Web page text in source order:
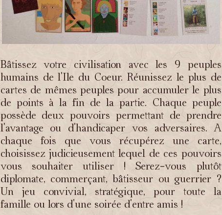
Bâtissez votre civilisation avec les 9 peuples
humains de l'Ile du Coeur. Réunissez le plus de
cartes de mêmes peuples pour accumuler le plus
de points à la fin de la partie. Chaque peuple
possède deux pouvoirs permettant de prendre
l'avantage ou d'handicaper vos adversaires. A
chaque fois que vous récupérez une carte,
choisissez judicieusement lequel de ces pouvoirs
vous souhaiter utiliser ! Serez-vous plutôt
diplomate, commerçant, bâtisseur ou guerrier ?
Un jeu convivial, stratégique, pour toute la
famille ou lors d'une soirée d'entre amis !